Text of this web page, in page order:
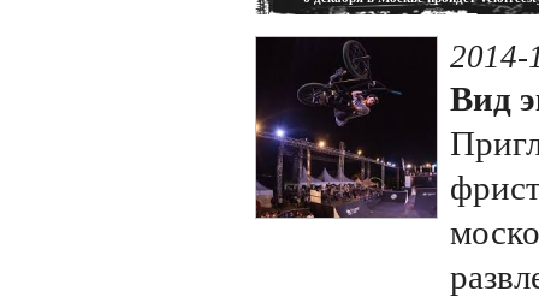
2014-
Вид